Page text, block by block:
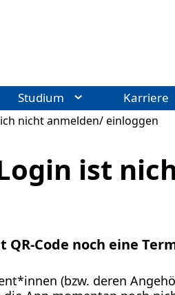
Studium Karriere
nicht anmelden/ einloggen
ist
Code noch eine
(bzw. deren